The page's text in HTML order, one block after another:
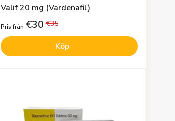
Valif 20 mg (Vardenafil)
Pris från €30 €35
Köp